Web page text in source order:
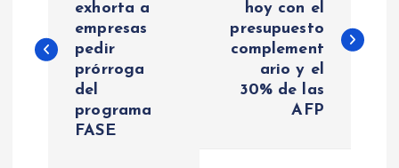
v
exhorta a
empresas
pedir
prórroga
del
programa
FASE
hoy con el
presupuesto
complement
ario y el
30% de las
AFP